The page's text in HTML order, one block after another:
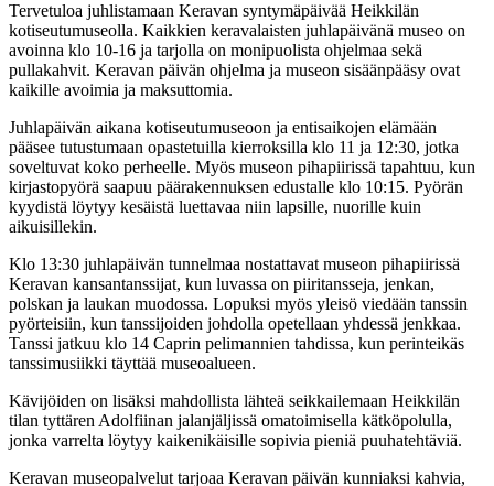
Tervetuloa juhlistamaan Keravan syntymäpäivää Heikkilän
kotiseutumuseolla. Kaikkien keravalaisten juhlapäivänä museo on
avoinna klo 10-16 ja tarjolla on monipuolista ohjelmaa sekä
pullakahvit. Keravan päivän ohjelma ja museon sisäänpääsy ovat
kaikille avoimia ja maksuttomia.
Juhlapäivän aikana kotiseutumuseoon ja entisaikojen elämään
pääsee tutustumaan opastetuilla kierroksilla klo 11 ja 12:30, jotka
soveltuvat koko perheelle. Myös museon pihapiirissä tapahtuu, kun
kirjastopyörä saapuu päärakennuksen edustalle klo 10:15. Pyörän
kyydistä löytyy kesäistä luettavaa niin lapsille, nuorille kuin
aikuisillekin.
Klo 13:30 juhlapäivän tunnelmaa nostattavat museon pihapiirissä
Keravan kansantanssijat, kun luvassa on piiritansseja, jenkan,
polskan ja laukan muodossa. Lopuksi myös yleisö viedään tanssin
pyörteisiin, kun tanssijoiden johdolla opetellaan yhdessä jenkkaa.
Tanssi jatkuu klo 14 Caprin pelimannien tahdissa, kun perinteikäs
tanssimusiikki täyttää museoalueen.
Kävijöiden on lisäksi mahdollista lähteä seikkailemaan Heikkilän
tilan tyttären Adolfiinan jalanjäljissä omatoimisella kätköpolulla,
jonka varrelta löytyy kaikenikäisille sopivia pieniä puuhatehtäviä.
Keravan museopalvelut tarjoaa Keravan päivän kunniaksi kahvia,